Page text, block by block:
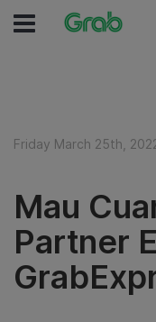
Friday March 25th,
Mau
Partner